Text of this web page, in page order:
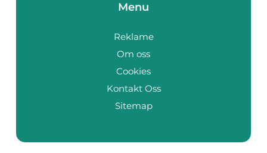
Menu
Reklame
Om oss
Cookies
Kontakt Oss
Sitemap